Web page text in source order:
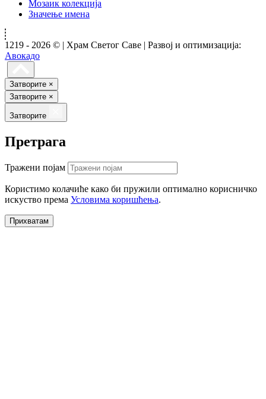
Мозаик колекција
Значење имена
1219 - 2026 © | Храм Светог Саве | Развој и оптимизација:
Авокадо
Затворите ×
Затворите ×
Затворите
Претрага
Тражени појам
Користимо колачиће како би пружили оптимално корисничко
искуство према Условима коришћења.
Прихватам